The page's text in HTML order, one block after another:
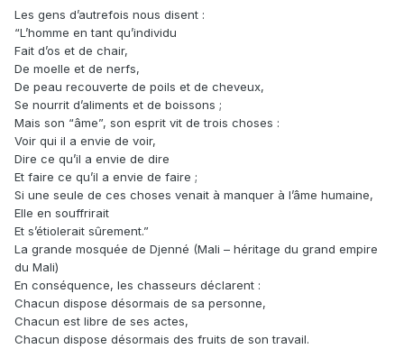
Les gens d’autrefois nous disent :
“L’homme en tant qu’individu
Fait d’os et de chair,
De moelle et de nerfs,
De peau recouverte de poils et de cheveux,
Se nourrit d’aliments et de boissons ;
Mais son “âme”, son esprit vit de trois choses :
Voir qui il a envie de voir,
Dire ce qu’il a envie de dire
Et faire ce qu’il a envie de faire ;
Si une seule de ces choses venait à manquer à l’âme humaine,
Elle en souffrirait
Et s’étiolerait sûrement.”
La grande mosquée de Djenné (Mali – héritage du grand empire
du Mali)
En conséquence, les chasseurs déclarent :
Chacun dispose désormais de sa personne,
Chacun est libre de ses actes,
Chacun dispose désormais des fruits de son travail.